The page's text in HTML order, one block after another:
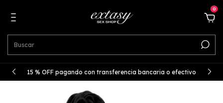
0
15 % OFF pagando con transferencia bancaria o efectivo